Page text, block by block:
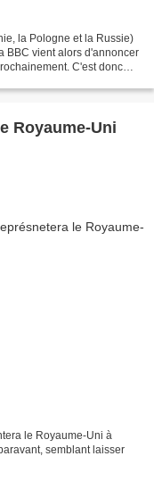
la Pologne et la Russie)
BBC vient alors d'annoncer
C'est donc
Royaume-Uni
le Royaume-Uni à
semblant laisser